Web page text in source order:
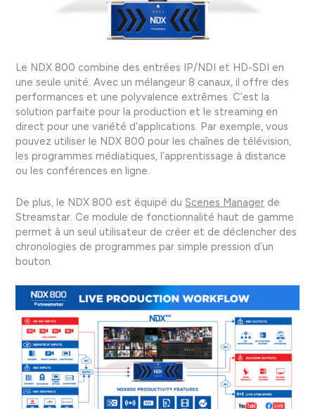
Le NDX 800 combine des entrées IP/NDI et HD-SDI en
une seule unité. Avec un mélangeur 8 canaux, il offre des
performances et une polyvalence extrêmes. C’est la
solution parfaite pour la production et le streaming en
direct pour une variété d’applications. Par exemple, vous
pouvez utiliser le NDX 800 pour les chaînes de télévision,
les programmes médiatiques, l’apprentissage à distance
ou les conférences en ligne.
De plus, le NDX 800 est équipé duScenes Manager de
Streamstar. Ce module de fonctionnalité haut de gamme
permet à un seul utilisateur de créer et de déclencher des
chronologies de programmes par simple pression d’un
bouton.